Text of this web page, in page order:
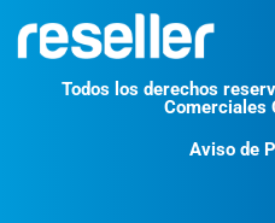
Todos los derechos
Comerciales
Aviso de